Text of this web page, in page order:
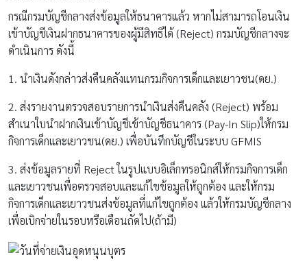
กรณีกรมบัญชีกลางส่งข้อมูลให้ธนาคารแล้ว หากไม่สามารถโอนเงิน
เข้าบัญชีเงินฝากธนาคารของผู้มีสิทธิได้ (Reject) กรมบัญชีกลางจะ
ดำเนินการ ดังนี้
1. นำเงินดังกล่าวส่งคืนคลังแทนกรมกิจการเด็กและเยาวชน(ดย.)
2. ส่งรายงานตรวจสอบรายการนำเงินส่งคืนคลัง (Reject) พร้อม
สำเนาใบนำฝากเงินเข้าบัญชีเข้าบัญชีธนาคาร (Pay-In Slip)ให้กรม
กิจการเด็กและเยาวชน(ดย.) เพื่อบันทึกบัญชีในระบบ GFMIS
3. ส่งข้อมูลรายที่ Reject ในรูปแบบอิเล็กทรอนิกส์ให้กรมกิจการเด็ก
และเยาวชนเพื่อตรวจสอบและแก้ไขข้อมูลให้ถูกต้อง และให้กรม
กิจการเด็กและเยาวชนส่งข้อมูลที่แก้ไขถูกต้อง แล้วให้กรมบัญชีกลาง
เพื่อเบิกจ่ายในรอบหรือเดือนถัดไป(ถ้ามี)